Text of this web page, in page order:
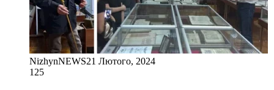
NizhynNEWS21 Лютого, 2024
125